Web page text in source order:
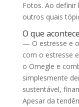
Fotos. Ao
outros quais
O que
— O estresse e
com o estresse
o Omegle e
simplesmente
sustentável,
Apesar da